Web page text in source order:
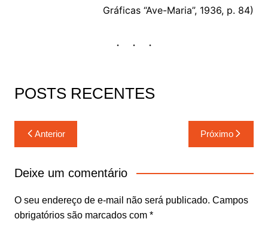
Gráficas “Ave-Maria”, 1936, p. 84)
POSTS RECENTES
Navegação
de
Post
Anterior Próximo
Deixe um comentário
O seu endereço de e-mail não será publicado. Campos
obrigatórios são marcados com *